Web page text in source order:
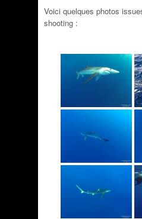
Voici quelques photos
shooting :